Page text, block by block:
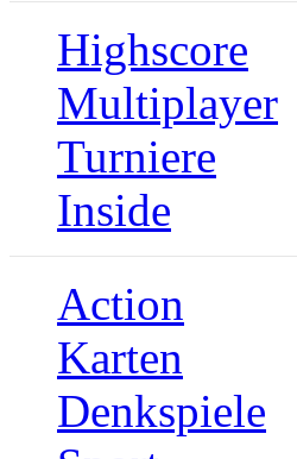
Highscore
Multiplayer
Turniere
Inside
Action
Karten
Denkspiele